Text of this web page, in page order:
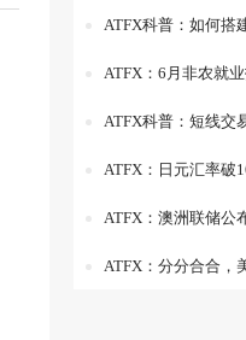
ATFX科普：如何搭
ATFX科普：短线交
ATFX：分分合合，